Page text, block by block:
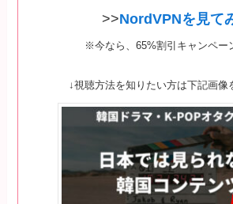
>>NordVPNを見て
※今なら、65%割引キャンペー
↓視聴方法を知りたい方は下記画像